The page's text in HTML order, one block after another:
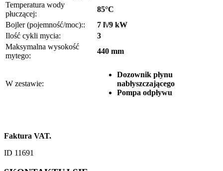
Temperatura wody
płuczącej:
85°C
Bojler (pojemność/moc)::
7 l\/9 kW
Ilość cykli mycia:
3
Maksymalna wysokość
mytego:
440 mm
W zestawie:
Dozownik płynu
nabłyszczającego
Pompa odpływu
Faktura VAT.
ID 11691